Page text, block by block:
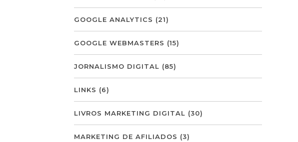
GOOGLE ANALYTICS (21)
GOOGLE WEBMASTERS (15)
JORNALISMO DIGITAL (85)
LINKS (6)
LIVROS MARKETING DIGITAL (30)
MARKETING DE AFILIADOS (3)